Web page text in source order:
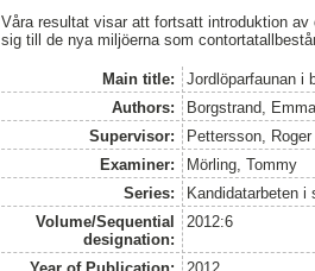
Våra resultat visar att fortsatt introduktion
sig till de nya miljöerna som
Main title:
Jordlöparfaunan i
Authors:
Borgstrand, Emma
Supervisor:
Pettersson, Roger
Examiner:
Mörling, Tommy
Series:
Kandidatarbeten
Volume/Sequential
designation:
2012:6